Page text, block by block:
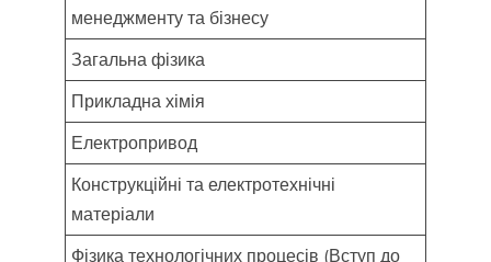
менеджменту та бізнесу
Загальна фізика
Прикладна хімія
Електропривод
Конструкційні та електротехнічні
матеріали
Фізика технологічних процесів (Вступ до